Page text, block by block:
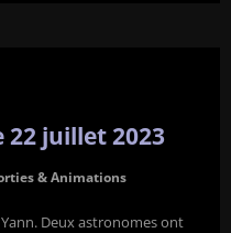
22 juillet 2023
& Animations
Deux astronomes ont